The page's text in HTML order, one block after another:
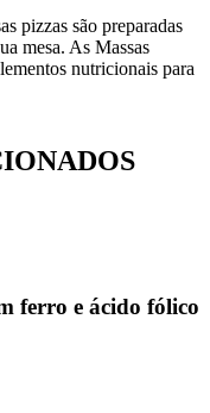
pizzas são preparadas
mesa. As Massas
nutricionais para
ferro e ácido fólico